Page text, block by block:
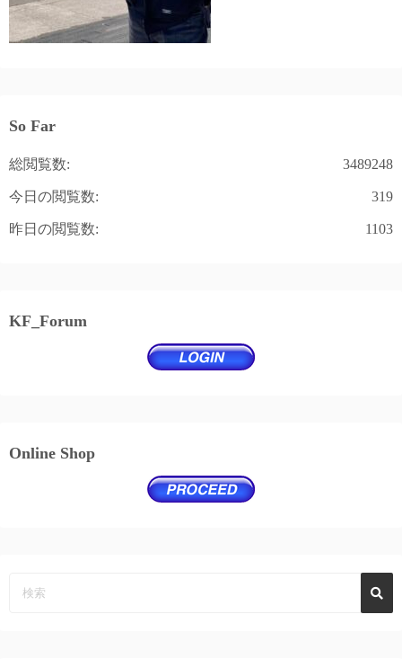
So Far
3489248
総閲覧数:
319
今日の閲覧数:
1103
昨日の閲覧数:
KF_Forum
Online Shop